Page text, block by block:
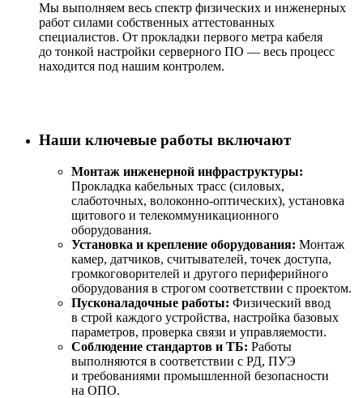
Мы выполняем весь спектр физических и инженерных
работ силами собственных аттестованных
специалистов. От прокладки первого метра кабеля
до тонкой настройки серверного ПО — весь процесс
находится под нашим контролем.
Наши ключевые работы включают
Монтаж инженерной инфраструктуры:
Прокладка кабельных трасс (силовых,
слаботочных, волоконно-оптических), установка
щитового и телекоммуникационного
оборудования.
Установка и крепление оборудования: Монтаж
камер, датчиков, считывателей, точек доступа,
громкоговорителей и другого периферийного
оборудования в строгом соответствии с проектом.
Пусконаладочные работы: Физический ввод
в строй каждого устройства, настройка базовых
параметров, проверка связи и управляемости.
Соблюдение стандартов и ТБ: Работы
выполняются в соответствии с РД, ПУЭ
и требованиями промышленной безопасности
на ОПО.